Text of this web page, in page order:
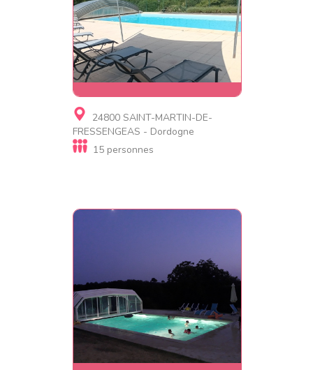
Gite, Gite de luxe
Belle Demeure Périgourdine.
24800 SAINT-MARTIN-DE-
FRESSENGEAS - Dordogne
15 personnes